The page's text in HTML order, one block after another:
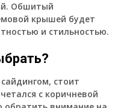
Обшитый
крышей будет
и стильностью.
стоит
с коричневой